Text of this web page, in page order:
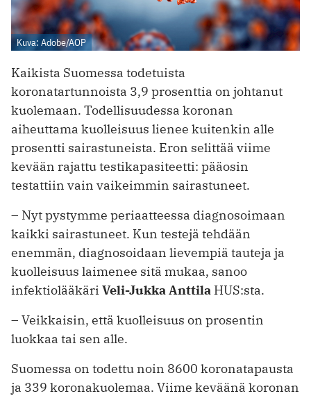
Kuva: Adobe/AOP
Kaikista Suomessa todetuista
koronatartunnoista 3,9 prosenttia on johtanut
kuolemaan. Todellisuudessa koronan
aiheuttama kuolleisuus lienee kuitenkin alle
prosentti sairastuneista. Eron selittää viime
kevään rajattu testikapasiteetti: pääosin
testattiin vain vaikeimmin sairastuneet.
– Nyt pystymme periaatteessa diagnosoimaan
kaikki sairastuneet. Kun testejä tehdään
enemmän, diagnosoidaan lievempiä tauteja ja
kuolleisuus laimenee sitä mukaa, sanoo
infektiolääkäri Veli-Jukka Anttila HUS:sta.
– Veikkaisin, että kuolleisuus on prosentin
luokkaa tai sen alle.
Suomessa on todettu noin 8600 koronatapausta
ja 339 koronakuolemaa. Viime keväänä koronan